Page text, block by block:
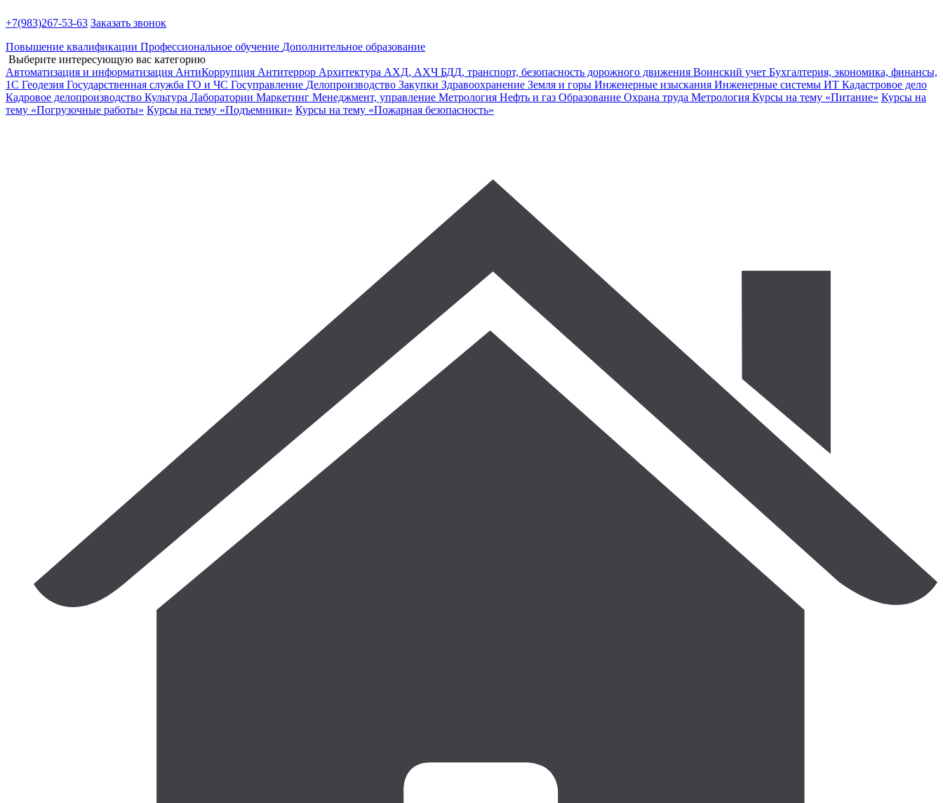
+7(983)267-53-63 Заказать звонок
Повышение квалификации Профессиональное обучение Дополнительное образование
Выберите интересующую вас категорию
Автоматизация и информатизация АнтиКоррупция Антитеррор Архитектура АХД, АХЧ БДД, транспорт, безопасность дорожного движения Воинский учет Бухгалтерия, экономика, финансы,
1С Геодезия Государственная служба ГО и ЧС Госуправление Делопроизводство Закупки Здравоохранение Земля и горы Инженерные изыскания Инженерные системы ИТ Кадастровое дело
Кадровое делопроизводство Культура Лаборатории Маркетинг Менеджмент, управление Метрология Нефть и газ Образование Охрана труда Метрология Курсы на тему «Питание» Курсы на
тему «Погрузочные работы» Курсы на тему «Подъемники» Курсы на тему «Пожарная безопасность»